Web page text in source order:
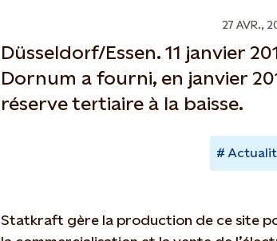
27 AVR.,
Düsseldorf/Essen. 11 janvier
Dornum a fourni, en janvier
réserve tertiaire à la baisse.
Statkraft gère la production de ce site